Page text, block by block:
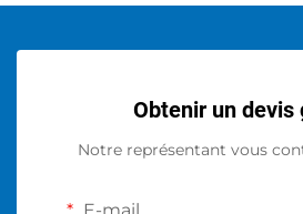
Obtenir un devis
Notre représentant vous
E-mail